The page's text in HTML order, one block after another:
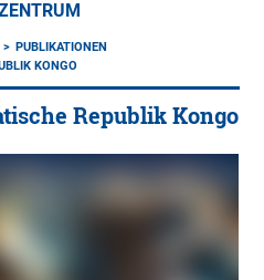
PUBLIKATIONEN
KONGO
Republik Kongo